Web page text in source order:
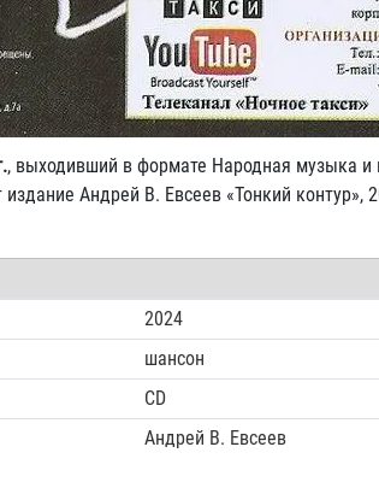
, выходивший в формате Народная музыка
Андрей В. Евсеев «Тонкий
2024
шансон
CD
Андрей В. Евсеев